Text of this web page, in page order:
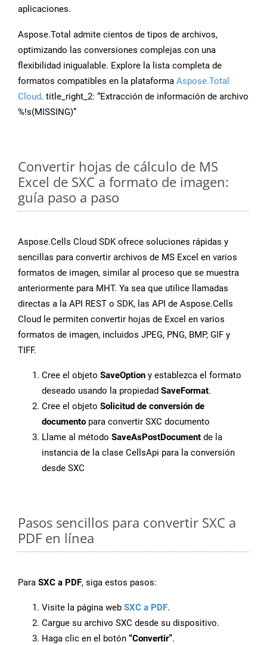
aplicaciones.
Aspose.Total admite cientos de tipos de archivos,
optimizando las conversiones complejas con una
flexibilidad inigualable. Explore la lista completa de
formatos compatibles en la plataforma Aspose.Total
Cloud. title_right_2: “Extracción de información de archivo
%!s(MISSING)”
Convertir hojas de cálculo de MS
Excel de SXC a formato de imagen:
guía paso a paso
Aspose.Cells Cloud SDK ofrece soluciones rápidas y
sencillas para convertir archivos de MS Excel en varios
formatos de imagen, similar al proceso que se muestra
anteriormente para MHT. Ya sea que utilice llamadas
directas a la API REST o SDK, las API de Aspose.Cells
Cloud le permiten convertir hojas de Excel en varios
formatos de imagen, incluidos JPEG, PNG, BMP, GIF y
TIFF.
Cree el objeto SaveOption y establezca el formato
deseado usando la propiedad SaveFormat.
Cree el objeto Solicitud de conversión de
documento para convertir SXC documento
Llame al método SaveAsPostDocument de la
instancia de la clase CellsApi para la conversión
desde SXC
Pasos sencillos para convertir SXC a
PDF en línea
Para SXC a PDF, siga estos pasos:
Visite la página web SXC a PDF.
Cargue su archivo SXC desde su dispositivo.
Haga clic en el botón “Convertir”.